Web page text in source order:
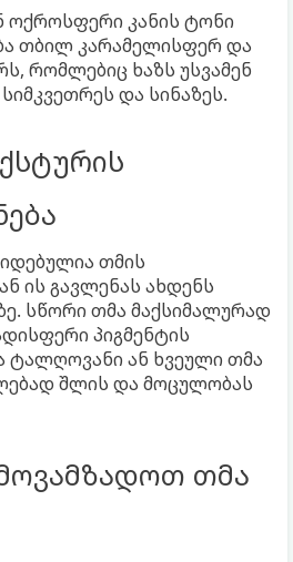
ოქროსფერი კანის ტონი
თბილ კარამელისფერ და
რომლებიც ხაზს უსვამენ
და სინაზეს.
თმის
ის გავლენას ახდენს
სწორი თმა მაქსიმალურად
პიგმენტის
ტალღოვანი ან ხვეული თმა
შლის და მოცულობას
თმა